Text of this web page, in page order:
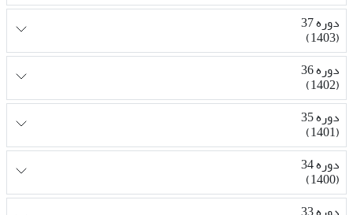
دوره 37
(1403)
دوره 36
(1402)
دوره 35
(1401)
دوره 34
(1400)